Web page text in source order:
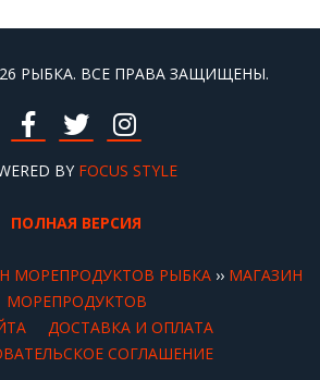
РЫБКА. ВСЕ ПРАВА ЗАЩИЩЕНЫ.
BY FOCUS STYLE
ПОЛНАЯ ВЕРСИЯ
МОРЕПРОДУКТОВ РЫБКА›› МАГАЗИН
МОРЕПРОДУКТОВ
ДОСТАВКА И ОПЛАТА
СОГЛАШЕНИЕ